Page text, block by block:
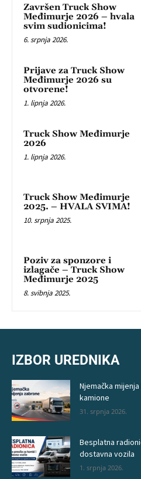
Završen Truck Show
Međimurje 2026 – hvala
svim sudionicima!
6. srpnja 2026.
Prijave za Truck Show
Međimurje 2026 su
otvorene!
1. lipnja 2026.
Truck Show Međimurje
2026
1. lipnja 2026.
Truck Show Međimurje
2025. – HVALA SVIMA!
10. srpnja 2025.
Poziv za sponzore i
izlagače – Truck Show
Međimurje 2025
8. svibnja 2025.
IZBOR UREDNIKA
Njemačka
kamione
31. srpnja 2026.
Besplatna
dostavna vozila
1. srpnja 2026.